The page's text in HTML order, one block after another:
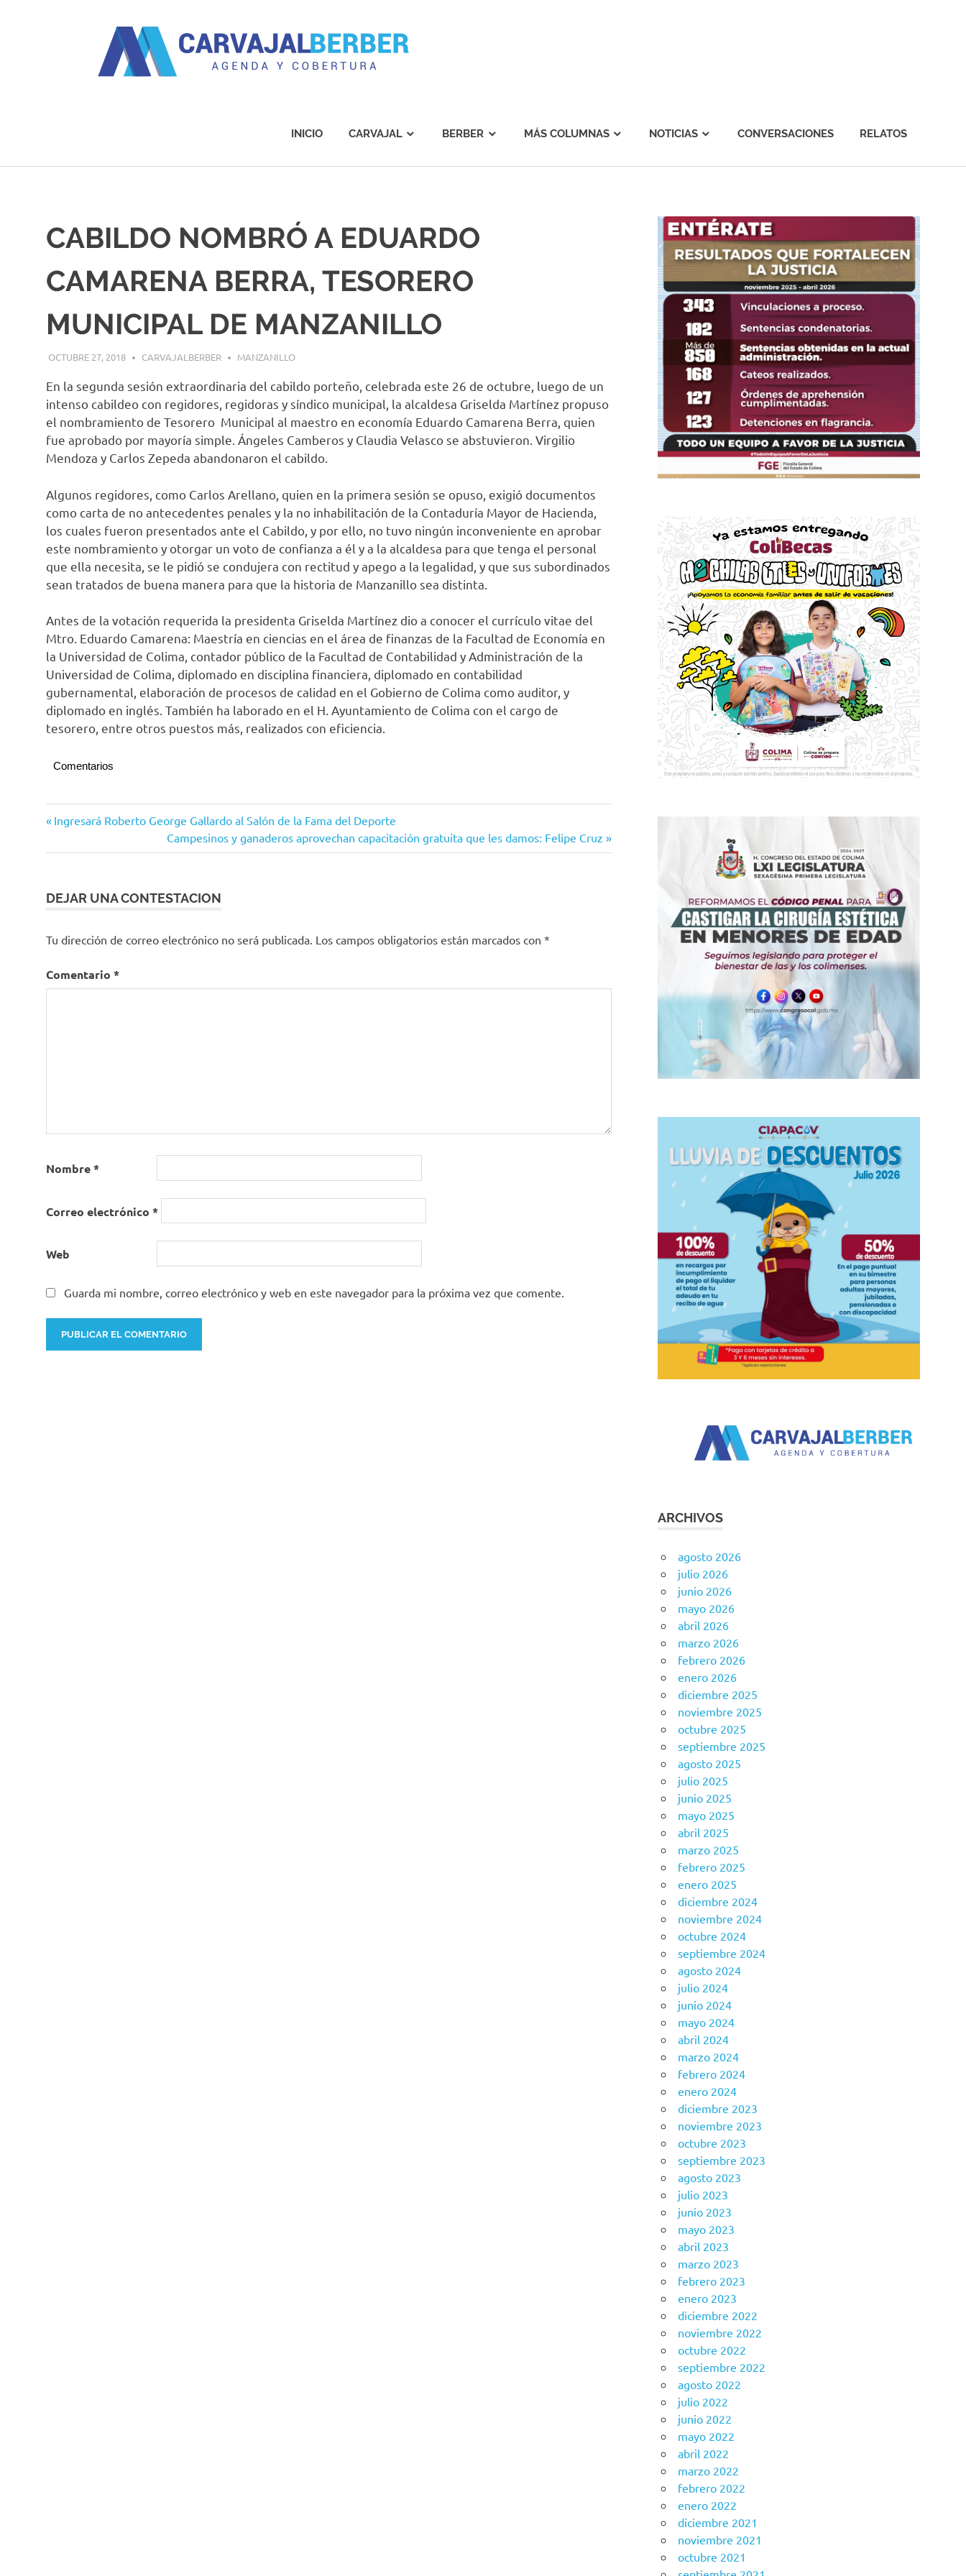
INICIO CARVAJAL BERBER MÁS COLUMNAS NOTICIAS CONVERSACIONES RELATOS
CABILDO NOMBRÓ A EDUARDO
CAMARENA BERRA, TESORERO
MUNICIPAL DE MANZANILLO
OCTUBRE 27, 2018 CARVAJALBERBER MANZANILLO
En la segunda sesión extraordinaria del cabildo porteño, celebrada este 26 de octubre, luego de un
intenso cabildeo con regidores, regidoras y síndico municipal, la alcaldesa Griselda Martínez propuso
el nombramiento de Tesorero Municipal al maestro en economía Eduardo Camarena Berra, quien
fue aprobado por mayoría simple. Ángeles Camberos y Claudia Velasco se abstuvieron. Virgilio
Mendoza y Carlos Zepeda abandonaron el cabildo.
Algunos regidores, como Carlos Arellano, quien en la primera sesión se opuso, exigió documentos
como carta de no antecedentes penales y la no inhabilitación de la Contaduría Mayor de Hacienda,
los cuales fueron presentados ante el Cabildo, y por ello, no tuvo ningún inconveniente en aprobar
este nombramiento y otorgar un voto de confianza a él y a la alcaldesa para que tenga el personal
que ella necesita, se le pidió se condujera con rectitud y apego a la legalidad, y que sus subordinados
sean tratados de buena manera para que la historia de Manzanillo sea distinta.
Antes de la votación requerida la presidenta Griselda Martínez dio a conocer el currículo vitae del
Mtro. Eduardo Camarena: Maestría en ciencias en el área de finanzas de la Facultad de Economía en
la Universidad de Colima, contador público de la Facultad de Contabilidad y Administración de la
Universidad de Colima, diplomado en disciplina financiera, diplomado en contabilidad
gubernamental, elaboración de procesos de calidad en el Gobierno de Colima como auditor, y
diplomado en inglés. También ha laborado en el H. Ayuntamiento de Colima con el cargo de
tesorero, entre otros puestos más, realizados con eficiencia.
Comentarios
Navegación
de
Entrada
Ingresará Roberto George Gallardo al Salón de la Fama del Deporte
Siguiente
entrada:
Campesinos y ganaderos aprovechan capacitación gratuita que les damos: Felipe Cruz
DEJAR UNA CONTESTACION
Tu dirección de correo electrónico no será publicada. Los campos obligatorios están marcados con *
Comentario *
Nombre*
Correo electrónico *
Web
Guarda mi nombre, correo electrónico y web en este navegador para la próxima vez que comente.
ARCHIVOS
agosto 2026
julio 2026
junio 2026
mayo 2026
abril 2026
marzo 2026
febrero 2026
enero 2026
diciembre 2025
noviembre 2025
octubre 2025
septiembre 2025
agosto 2025
julio 2025
junio 2025
mayo 2025
abril 2025
marzo 2025
febrero 2025
enero 2025
diciembre 2024
noviembre 2024
octubre 2024
septiembre 2024
agosto 2024
julio 2024
junio 2024
mayo 2024
abril 2024
marzo 2024
febrero 2024
enero 2024
diciembre 2023
noviembre 2023
octubre 2023
septiembre 2023
agosto 2023
julio 2023
junio 2023
mayo 2023
abril 2023
marzo 2023
febrero 2023
enero 2023
diciembre 2022
noviembre 2022
octubre 2022
septiembre 2022
agosto 2022
julio 2022
junio 2022
mayo 2022
abril 2022
marzo 2022
febrero 2022
enero 2022
diciembre 2021
noviembre 2021
octubre 2021